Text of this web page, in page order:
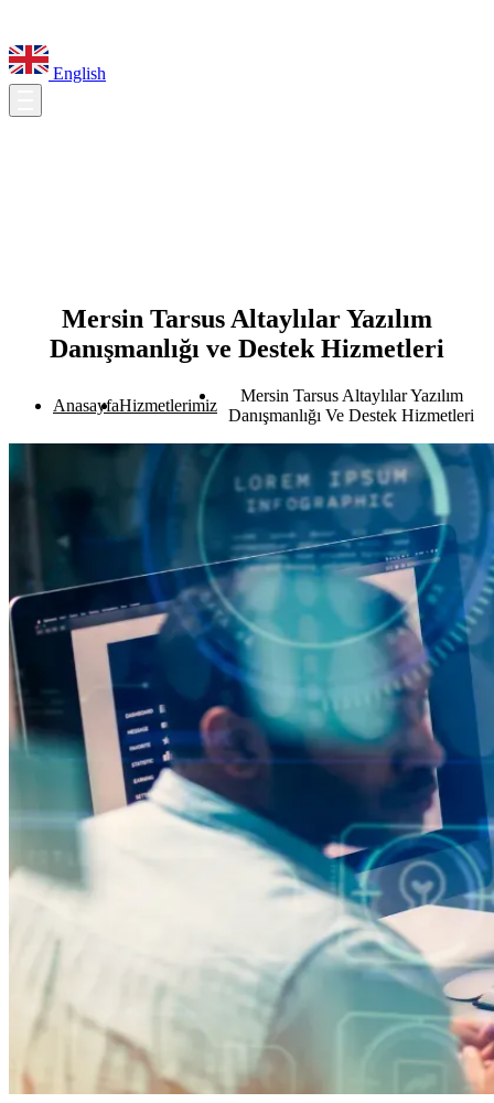
English
Mersin Tarsus Altaylılar Yazılım
Danışmanlığı ve Destek Hizmetleri
AnasayfaHizmetlerimiz
Mersin Tarsus Altaylılar Yazılım
Danışmanlığı Ve Destek Hizmetleri